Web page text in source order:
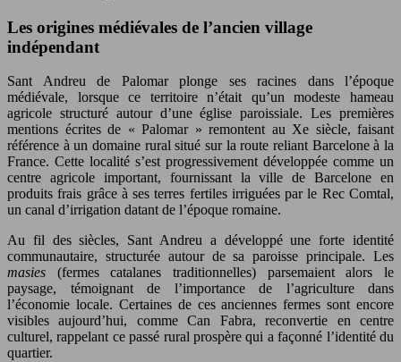
Les origines médiévales de l’ancien village
indépendant
Sant Andreu de Palomar plonge ses racines dans l’époque
médiévale, lorsque ce territoire n’était qu’un modeste hameau
agricole structuré autour d’une église paroissiale. Les premières
mentions écrites de « Palomar » remontent au Xe siècle, faisant
référence à un domaine rural situé sur la route reliant Barcelone à la
France. Cette localité s’est progressivement développée comme un
centre agricole important, fournissant la ville de Barcelone en
produits frais grâce à ses terres fertiles irriguées par le Rec Comtal,
un canal d’irrigation datant de l’époque romaine.
Au fil des siècles, Sant Andreu a développé une forte identité
communautaire, structurée autour de sa paroisse principale. Les
masies (fermes catalanes traditionnelles) parsemaient alors le
paysage, témoignant de l’importance de l’agriculture dans
l’économie locale. Certaines de ces anciennes fermes sont encore
visibles aujourd’hui, comme Can Fabra, reconvertie en centre
culturel, rappelant ce passé rural prospère qui a façonné l’identité du
quartier.